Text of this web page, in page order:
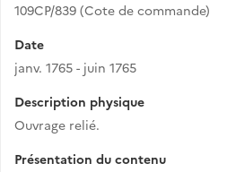
109CP/839 (Cote de commande)
Date
janv. 1765 - juin 1765
Description physique
Ouvrage relié.
Présentation du contenu